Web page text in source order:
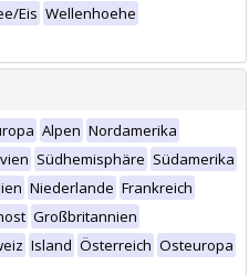
Eis Wellenhoehe
Alpen Nordamerika
Südhemisphäre Südamerika
Niederlande Frankreich
Großbritannien
Island Österreich Osteuropa